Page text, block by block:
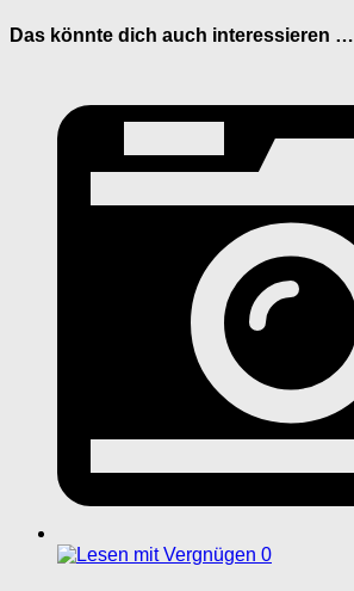
Das könnte dich auch interessieren …
0